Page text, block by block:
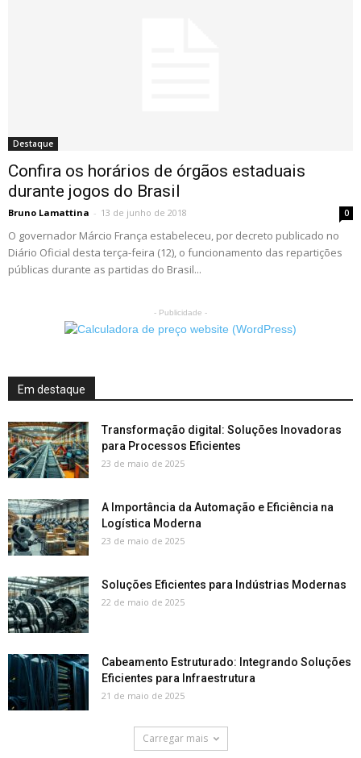
Destaque
Confira os horários de órgãos estaduais
durante jogos do Brasil
Bruno Lamattina - 13 de junho de 2018 0
O governador Márcio França estabeleceu, por decreto publicado no
Diário Oficial desta terça-feira (12), o funcionamento das repartições
públicas durante as partidas do Brasil...
- Publicidade -
Em destaque
Transformação digital: Soluções Inovadoras
para Processos Eficientes
23 de maio de 2025
A Importância da Automação e Eficiência na
Logística Moderna
23 de maio de 2025
Soluções Eficientes para Indústrias Modernas
22 de maio de 2025
Cabeamento Estruturado: Integrando Soluções
Eficientes para Infraestrutura
21 de maio de 2025
Carregar mais